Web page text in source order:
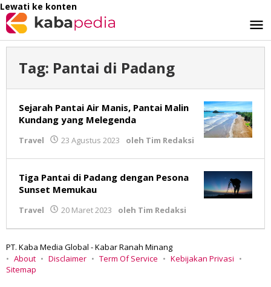
Lewati ke konten
Tag: Pantai di Padang
Sejarah Pantai Air Manis, Pantai Malin
Kundang yang Melegenda
Travel 23 Agustus 2023 oleh Tim Redaksi
Tiga Pantai di Padang dengan Pesona
Sunset Memukau
Travel 20 Maret 2023 oleh Tim Redaksi
PT. Kaba Media Global - Kabar Ranah Minang
About
Disclaimer Term Of Service
Kebijakan Privasi
Sitemap